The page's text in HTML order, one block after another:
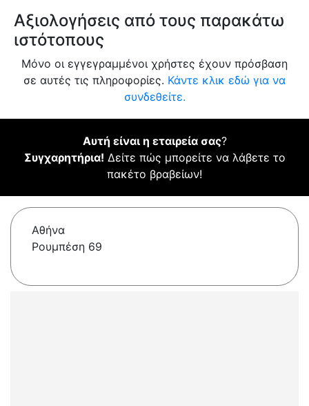
Αξιολογήσεις από τους παρακάτω
ιστότοπους
Μόνο οι εγγεγραμμένοι χρήστες έχουν πρόσβαση
σε αυτές τις πληροφορίες. Κάντε κλικ εδώ για να
συνδεθείτε.
Αυτή είναι η εταιρεία σας?
Συγχαρητήρια! Δείτε πώς μπορείτε να λάβετε το
πακέτο βραβείων!
Αθήνα
Ρουμπέση 69